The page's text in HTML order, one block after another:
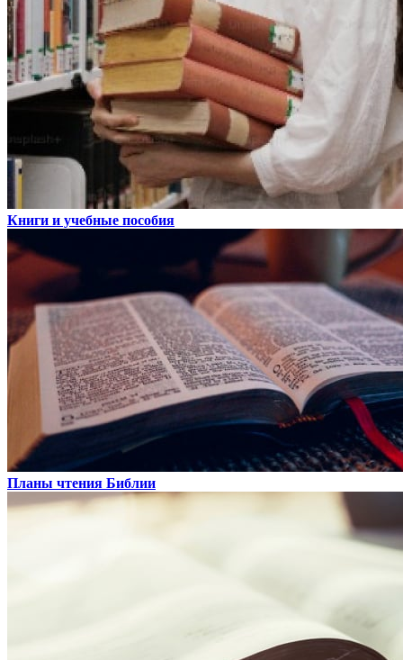
Книги и учебные пособия
Планы чтения Библии